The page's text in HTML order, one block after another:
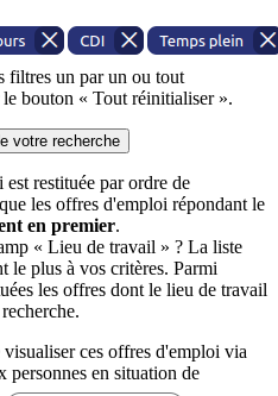
filtres un par un ou tout
bouton « Tout réinitialiser ».
votre recherche
restituée par ordre de
les offres d'emploi répondant le
en premier.
« Lieu de travail » ? La liste
le plus à vos critères. Parmi
les offres dont le lieu de travail
ces offres d'emploi via
personnes en situation de